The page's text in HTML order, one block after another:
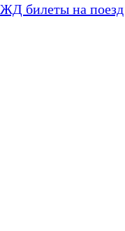
ЖД билеты на